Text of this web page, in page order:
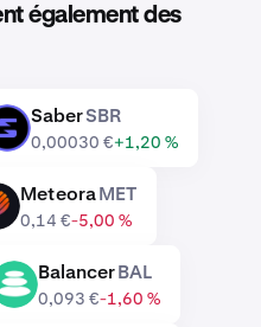
également des
SBR SaberSBR
0,00030 €+1,20 %
MeteoraMET
0,14 €-5,00 %
BAL BalancerBAL
0,093 €-1,60 %